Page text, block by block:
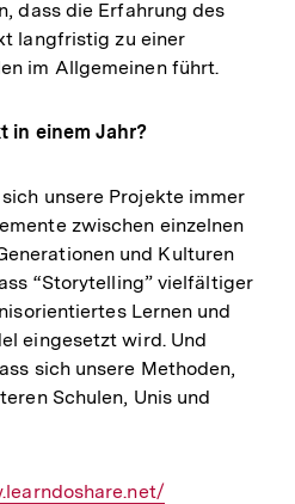
dass die Erfahrung des
langfristig zu einer
im Allgemeinen führt.
in einem Jahr?
unsere Projekte immer
zwischen einzelnen
und Kulturen
“Storytelling” vielfältiger
Lernen und
eingesetzt wird. Und
sich unsere Methoden,
Schulen, Unis und